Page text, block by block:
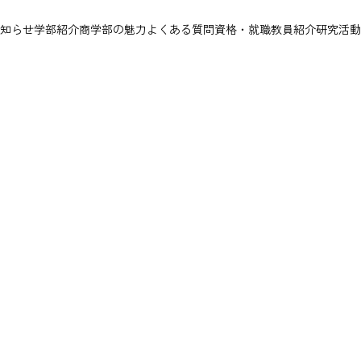
らせ学部紹介商学部の魅力 よくある質問資格・就職教員紹介研究活動